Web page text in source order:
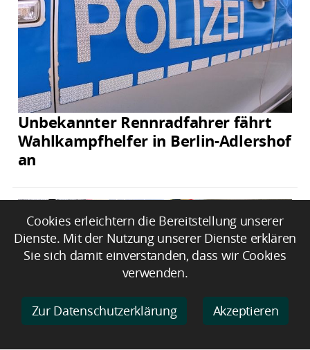
Unbekannter Rennradfahrer fährt
Wahlkampfhelfer in Berlin-Adlershof
an
Cookies erleichtern die Bereitstellung unserer
Dienste. Mit der Nutzung unserer Dienste erklären
Sie sich damit einverstanden, dass wir Cookies
verwenden.
Zur Datenschutzerklärung Akzeptieren